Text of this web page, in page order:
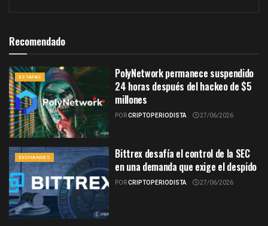
Recomendado
ESTAFAS
PolyNetwork permanece suspendido
24 horas después del hackeo de $5
millones
PORCRIPTOPERIODISTA 27/06/2026
EXCHANGES
Bittrex desafía el control de la SEC
en una demanda que exige el despido
PORCRIPTOPERIODISTA 27/06/2026